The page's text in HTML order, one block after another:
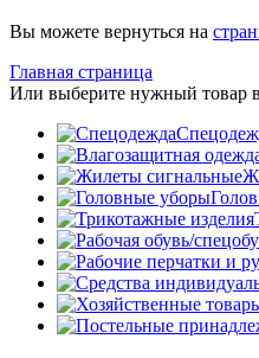
Вы можете вернуться на
Главная страница
Или выберите нужный товар в